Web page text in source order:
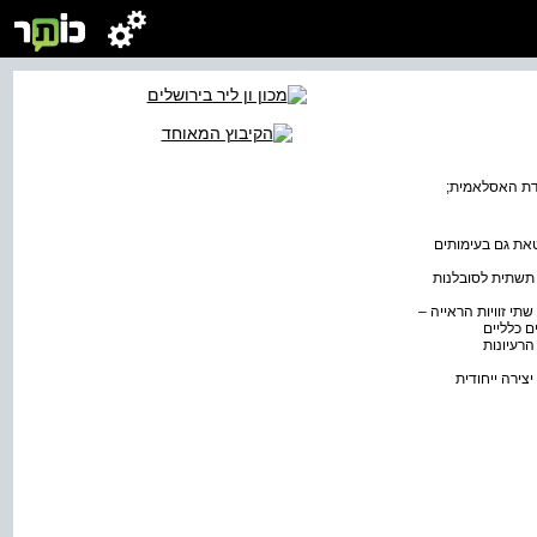
האסלאמית;
והפוליטיים של אזרחי העולם גם במאה ה-21. מרכזיותה מתבטאת גם בעימותים
תשתית לסובלנות
זוויות הראייה –
כלליים
ייחודית